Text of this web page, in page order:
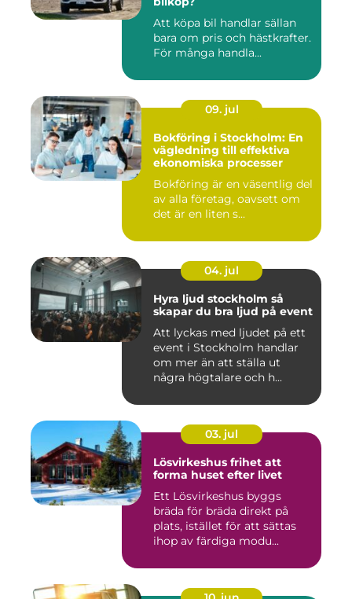
Att köpa bil handlar sällan
bara om pris och hästkrafter.
För många handla...
09. jul
Bokföring i Stockholm: En
vägledning till effektiva
ekonomiska processer
Bokföring är en väsentlig del
av alla företag, oavsett om
det är en liten s...
04. jul
Hyra ljud stockholm så
skapar du bra ljud på event
Att lyckas med ljudet på ett
event i Stockholm handlar
om mer än att ställa ut
några högtalare och h...
03. jul
Lösvirkeshus frihet att
forma huset efter livet
Ett Lösvirkeshus byggs
bräda för bräda direkt på
plats, istället för att sättas
ihop av färdiga modu...